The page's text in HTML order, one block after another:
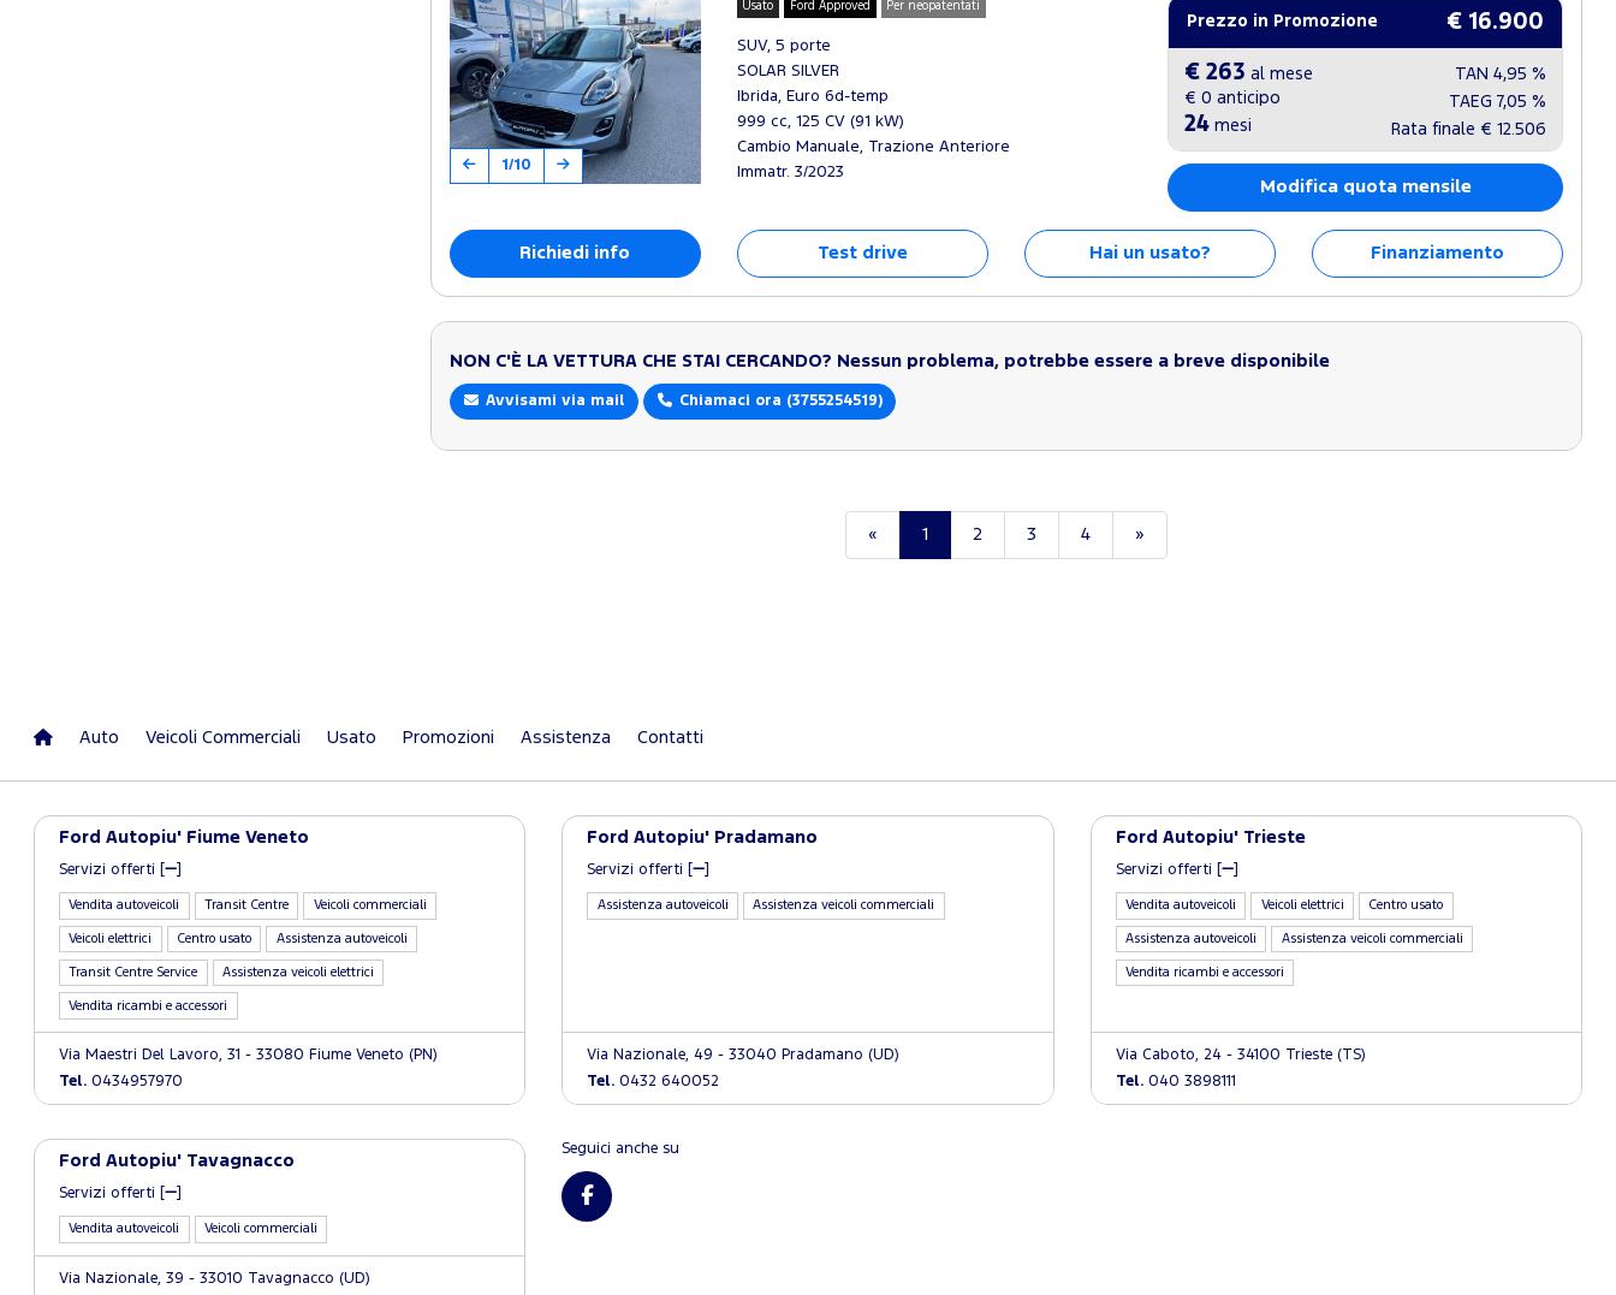
1/10
Usato Ford Approved Per neopatentati
SUV, 5 porte
SOLAR SILVER
Ibrida, Euro 6d-temp
999 cc, 125 CV (91 kW)
Cambio Manuale, Trazione Anteriore
Immatr. 3/2023
Prezzo in Promozione € 16.900
€ 263 al mese
€ 0 anticipo
24 mesi
TAN 4,95 %
TAEG 7,05 %
Rata finale € 12.506
Modifica quota mensile
Richiedi info Test drive Hai un usato? Finanziamento
NON C'È LA VETTURA CHE STAI CERCANDO? Nessun problema, potrebbe essere a breve disponibile
Avvisami via mail Chiamaci ora (3755254519)
« 1 2 3 4 »
Auto Veicoli Commerciali Usato Promozioni Assistenza Contatti
Ford Autopiu' Fiume Veneto
Servizi offerti [
Vendita autoveicoli Transit Centre Veicoli commerciali
Veicoli elettrici Centro usato Assistenza autoveicoli
Transit Centre Service Assistenza veicoli elettrici
Vendita ricambi e accessori
Via Maestri Del Lavoro, 31 - 33080 Fiume Veneto (PN)
Tel. 0434957970
Ford Autopiu' Pradamano
Servizi offerti [
Assistenza autoveicoli Assistenza veicoli commerciali
Via Nazionale, 49 - 33040 Pradamano (UD)
Tel. 0432 640052
Ford Autopiu' Trieste
Servizi offerti [ ]
Vendita autoveicoli Veicoli elettrici Centro usato
Assistenza autoveicoli Assistenza veicoli commerciali
Vendita ricambi e accessori
Via Caboto, 24 - 34100 Trieste (TS)
Tel.040 3898111
Ford Autopiu' Tavagnacco
Servizi offerti [
Vendita autoveicoli Veicoli commerciali
Via Nazionale, 39 - 33010 Tavagnacco (UD)
Seguici anche su